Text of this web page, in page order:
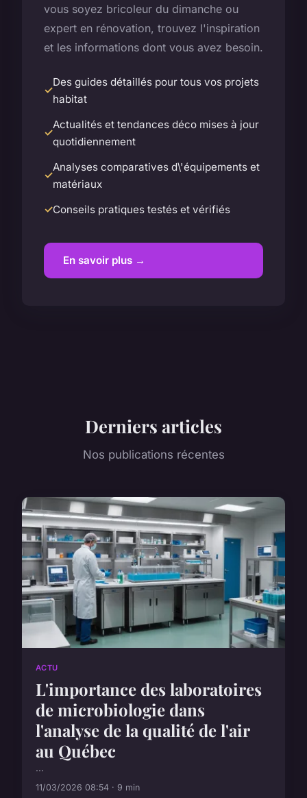
vous soyez bricoleur du dimanche ou
expert en rénovation, trouvez l'inspiration
et les informations dont vous avez besoin.
Des guides détaillés pour tous vos projets
habitat
Actualités et tendances déco mises à jour
quotidiennement
Analyses comparatives d\'équipements et
matériaux
Conseils pratiques testés et vérifiés
En savoir plus →
Derniers articles
Nos publications récentes
ACTU
L'importance des laboratoires
de microbiologie dans
l'analyse de la qualité de l'air
au Québec
...
11/03/2026 08:54 · 9 min